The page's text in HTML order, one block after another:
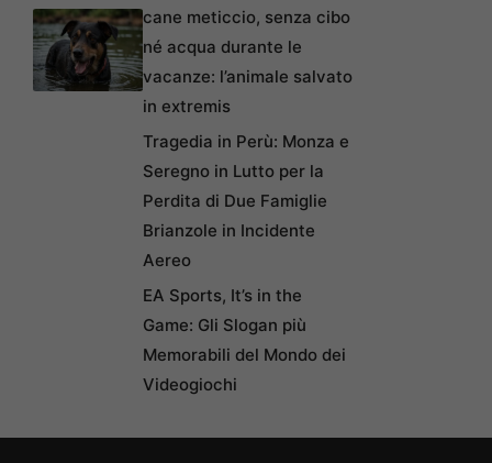
cane meticcio, senza cibo
né acqua durante le
vacanze: l’animale salvato
in extremis
Tragedia in Perù: Monza e
Seregno in Lutto per la
Perdita di Due Famiglie
Brianzole in Incidente
Aereo
EA Sports, It’s in the
Game: Gli Slogan più
Memorabili del Mondo dei
Videogiochi